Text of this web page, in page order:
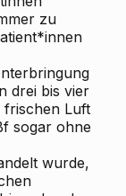
zu
drei bis vier
frischen Luft
sogar ohne
wurde,